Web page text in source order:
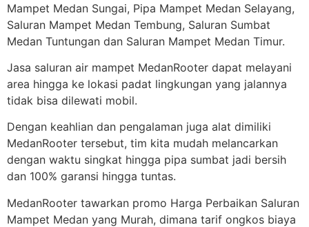
Mampet Medan Sungai, Pipa Mampet Medan Selayang,
Saluran Mampet Medan Tembung, Saluran Sumbat
Medan Tuntungan dan Saluran Mampet Medan Timur.
Jasa saluran air mampet MedanRooter dapat melayani
area hingga ke lokasi padat lingkungan yang jalannya
tidak bisa dilewati mobil.
Dengan keahlian dan pengalaman juga alat dimiliki
MedanRooter tersebut, tim kita mudah melancarkan
dengan waktu singkat hingga pipa sumbat jadi bersih
dan 100% garansi hingga tuntas.
MedanRooter tawarkan promo Harga Perbaikan Saluran
Mampet Medan yang Murah, dimana tarif ongkos biaya